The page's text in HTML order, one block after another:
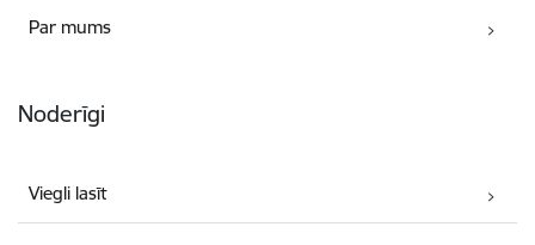
Par mums
Noderīgi
Viegli lasīt